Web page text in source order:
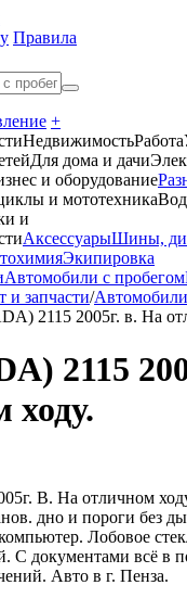
Правила
+
НедвижимостьРабота
Для дома и дачи
и оборудование
и мототехника
и
АксессуарыШины,
Экипировка
Автомобили с пробегом
и запчасти/Автомобили
2115 2005г. в. На
2115
ходу.
В. На отличном
дно и пороги без
Лобовое
С документами всё в
Авто в г. Пенза.